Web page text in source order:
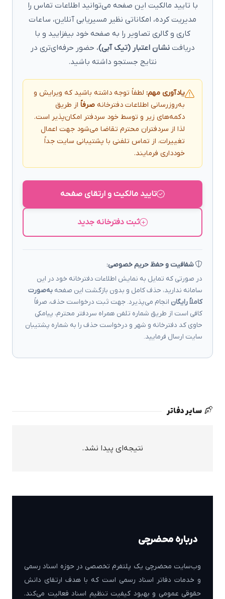
با تایید مالکیت این صفحه می‌توانید اطلاعات تماس را
مدیریت کرده، امکاناتی نظیر مسیریابی آنلاین، ساعات
کاری و گالری تصاویر را به صفحه خود بیفزایید و با
دریافتنشان اعتبار (تیک آبی)، حضور حرفه‌ای‌تری در
نتایج جستجو داشته باشید.
یادآوری مهم: لطفاً توجه داشته باشید که ویرایش و
به‌روزرسانی اطلاعات دفترخانه صرفاً از طریق
دکمه‌های زیر و توسط خود سردفتر امکان‌پذیر است.
لذا از سردفتران محترم تقاضا می‌شود جهت اعمال
تغییرات، از تماس تلفنی با پشتیبانی سایت جداً
خودداری فرمایند.
تایید مالکیت و ارتقای صفحه
ثبت دفترخانه جدید
شفافیت و حفظ حریم خصوصی:
در صورتی که تمایل به نمایش اطلاعات دفترخانه خود در این
سامانه ندارید، حذف کامل و بدون بازگشت این صفحه به‌صورت
کاملاً رایگان انجام می‌پذیرد. جهت ثبت درخواست حذف، صرفاً
کافی است از طریق شماره تلفن همراه سردفتر محترم، پیامکی
حاوی کد دفترخانه و شهر و درخواست حذف را به شماره پشتیبان
سایت ارسال فرمایید.
سایر دفاتر
نتیجه‌ای پیدا نشد.
درباره محضرچی
وب‌سایت محضرچی یک پلتفرم تخصصی در حوزه اسناد رسمی
و خدمات دفاتر اسناد رسمی است که با هدف ارتقای دانش
حقوقی عمومی و بهبود کیفیت تنظیم اسناد فعالیت می‌کند.